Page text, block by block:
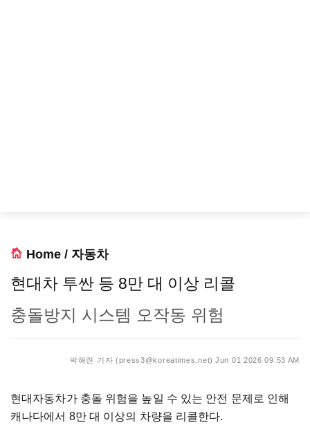
Home / 자동차
현대차 투싼 등 8만 대 이상 리콜
충돌방지 시스템 오작동 위험
박해련 기자 (press3@koreatimes.net) Jun 01 2026 09:53 AM
현대자동차가 충돌 위험을 높일 수 있는 안전 문제로 인해
캐나다에서 8만 대 이상의 차량을 리콜한다.